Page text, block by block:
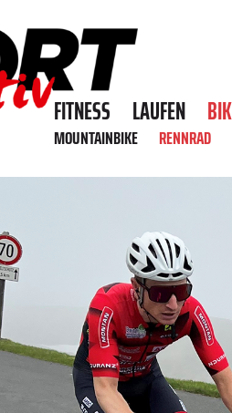
FITNESS LAUFEN
MOUNTAINBIKE RENNRAD